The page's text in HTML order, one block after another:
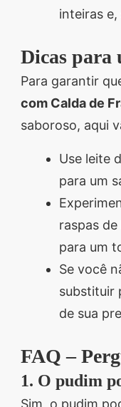
inteiras
Dicas para
Para garantir
com Calda de
saboroso, aqui
Use leite
para um
raspas
para um
Se você
substituir
de sua
FAQ –
1. O pudim
Sim, o pudim